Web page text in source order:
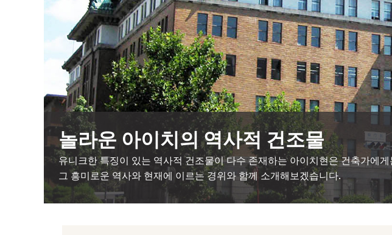
놀라운 아이치의 역사적 건조물
유니크한 특징이 있는 역사적 건조물이 다수 존재하는 아이치현은 건축가에
그 흥미로운 역사와 현재에 이르는 경위와 함께 소개해보겠습니다.